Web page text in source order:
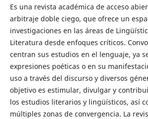
Es una revista académica de acceso
arbitraje doble ciego, que ofrece un
investigaciones en las áreas de
Literatura desde enfoques críticos.
centran sus estudios en el lenguaje, ya
expresiones poéticas o en su
uso a través del discurso y diversos
objetivo es estimular, divulgar y
los estudios literarios y lingüísticos, así
múltiples zonas de convergencia. La